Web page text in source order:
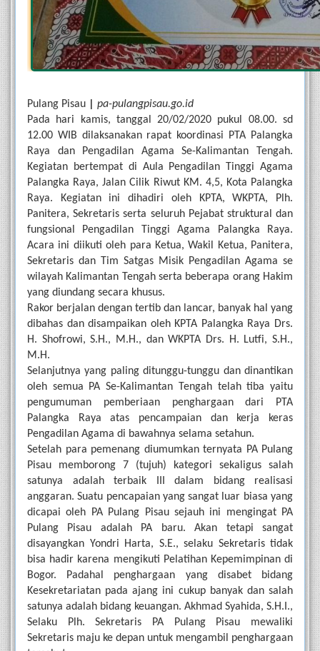
Pulang Pisau
pa-pulangpisau.go.id
Pada hari kamis, tanggal 20/02/2020 pukul 08.00. sd
12.00 WIB dilaksanakan rapat koordinasi PTA Palangka
Raya dan Pengadilan Agama Se-Kalimantan Tengah.
Kegiatan bertempat di Aula Pengadilan Tinggi Agama
Palangka Raya, Jalan Cilik Riwut KM. 4,5, Kota Palangka
Raya. Kegiatan ini dihadiri oleh KPTA, WKPTA, Plh.
Panitera, Sekretaris serta seluruh Pejabat struktural dan
fungsional Pengadilan Tinggi Agama Palangka Raya.
Acara ini diikuti oleh para Ketua, Wakil Ketua, Panitera,
Sekretaris dan Tim Satgas Misik Pengadilan Agama se
wilayah Kalimantan Tengah serta beberapa orang Hakim
yang diundang secara khusus.
Rakor berjalan dengan tertib dan lancar, banyak hal yang
dibahas dan disampaikan oleh KPTA Palangka Raya Drs.
H. Shofrowi, S.H., M.H., dan WKPTA Drs. H. Lutfi, S.H.,
M.H.
Selanjutnya yang paling ditunggu-tunggu dan dinantikan
oleh semua PA Se-Kalimantan Tengah telah tiba yaitu
pengumuman pemberiaan penghargaan dari PTA
Palangka Raya atas pencampaian dan kerja keras
Pengadilan Agama di bawahnya selama setahun.
Setelah para pemenang diumumkan ternyata PA Pulang
Pisau memborong 7 (tujuh) kategori sekaligus salah
satunya adalah terbaik III dalam bidang realisasi
anggaran. Suatu pencapaian yang sangat luar biasa yang
dicapai oleh PA Pulang Pisau sejauh ini mengingat PA
Pulang Pisau adalah PA baru. Akan tetapi sangat
disayangkan Yondri Harta, S.E., selaku Sekretaris tidak
bisa hadir karena mengikuti Pelatihan Kepemimpinan di
Bogor. Padahal penghargaan yang disabet bidang
Kesekretariatan pada ajang ini cukup banyak dan salah
satunya adalah bidang keuangan. Akhmad Syahida, S.H.I.,
Selaku Plh. Sekretaris PA Pulang Pisau mewaliki
Sekretaris maju ke depan untuk mengambil penghargaan